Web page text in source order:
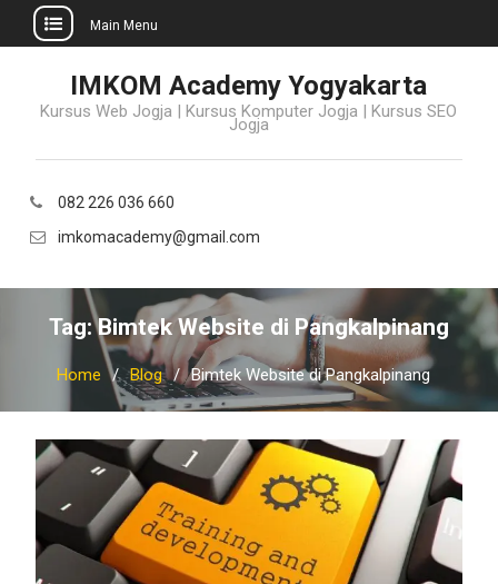
content
Main Menu
IMKOM Academy Yogyakarta
Kursus Web Jogja | Kursus Komputer Jogja | Kursus SEO
Jogja
082 226 036 660
imkomacademy@gmail.com
Tag:Bimtek Website di Pangkalpinang
Home Blog Bimtek Website di Pangkalpinang